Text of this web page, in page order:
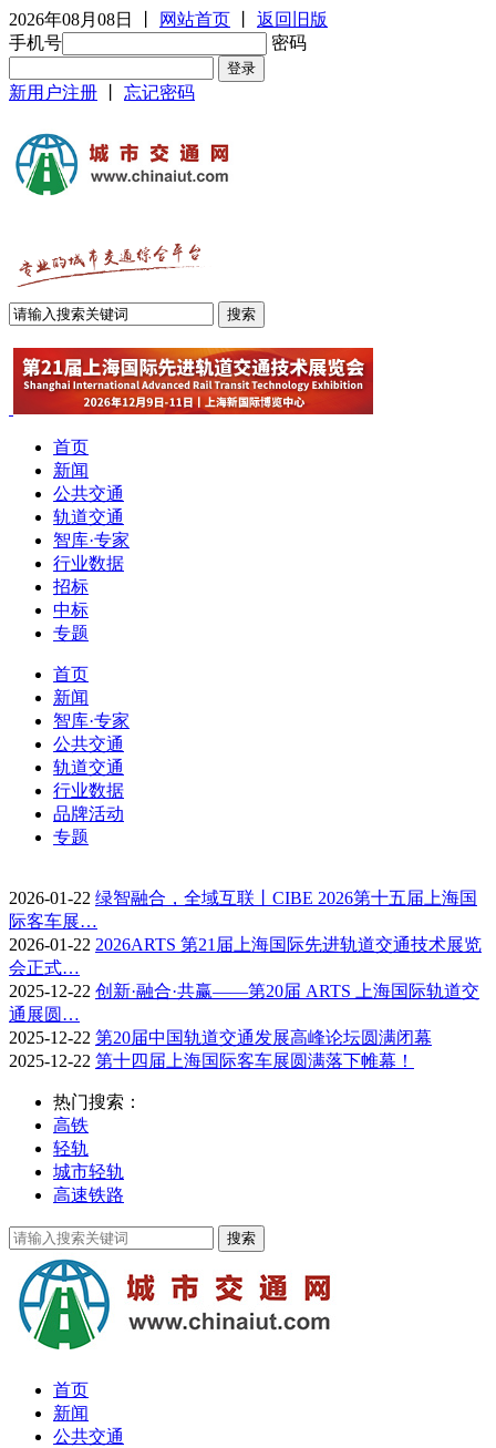
2026年08月08日 网站首页
返回旧版
手机号
密码
新用户注册 忘记密码
首页
新闻
公共交通
轨道交通
智库·专家
行业数据
招标
中标
专题
首页
新闻
智库·专家
公共交通
轨道交通
行业数据
品牌活动
专题
2026-01-22 绿智融合，全域互联丨CIBE 2026第十五届上海国
际客车展…
2026-01-22 2026ARTS 第21届上海国际先进轨道交通技术展览
会正式…
2025-12-22 创新·融合·共赢——第20届 ARTS 上海国际轨道交
通展圆…
2025-12-22 第20届中国轨道交通发展高峰论坛圆满闭幕
2025-12-22 第十四届上海国际客车展圆满落下帷幕！
热门搜索：
高铁
轻轨
城市轻轨
高速铁路
首页
新闻
公共交通